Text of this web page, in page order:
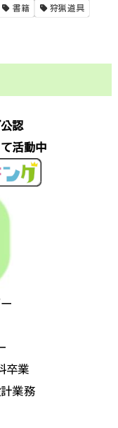
書籍 狩猟道具
認
活動中
卒業
業務